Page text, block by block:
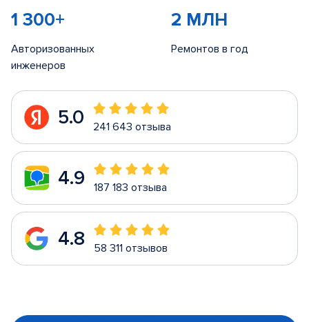
1 300+
Авторизованных
инженеров
2 МЛН
Ремонтов в год
5.0 241 643 отзыва
4.9 187 183 отзыва
4.8 58 311 отзывов